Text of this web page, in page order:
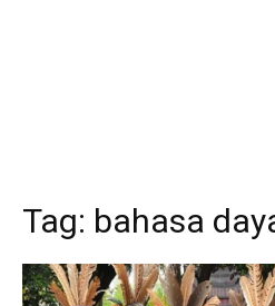
Tag: bahasa